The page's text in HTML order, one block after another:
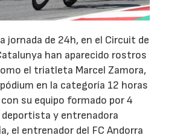
jornada de 24h, en el Circuit de
han aparecido rostros
el triatleta Marcel Zamora,
en la categoría 12 horas
su equipo formado por 4
deportista y entrenadora
el entrenador del FC Andorra